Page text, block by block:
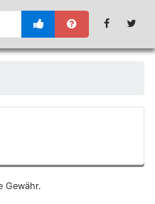
Gewähr.